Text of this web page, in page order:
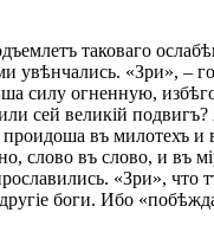
таковаго
увѣнчались. «Зри», –
силу огненную,
сей великій
въ милотехъ и
слово въ слово, и въ
«Зри», что
боги. Ибо